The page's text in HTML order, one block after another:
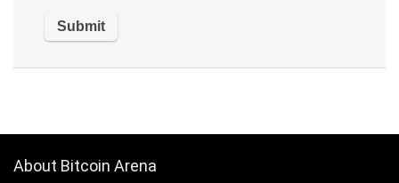
About Bitcoin Arena